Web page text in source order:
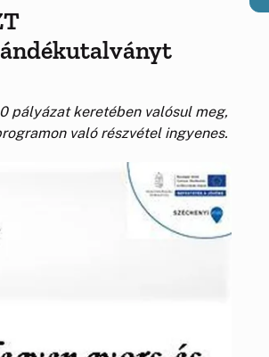
pályázat keretében valósul meg,
való részvétel ingyenes.